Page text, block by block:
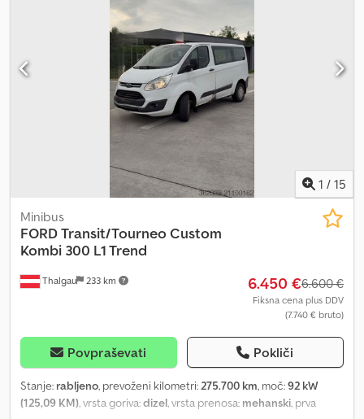
1.371ccm + tristranski kiper + zaščitna mreža za kabino + jekleno
dno + priprava za vlečno kljuko + 5-stopenjski ročni menjalnik + 3-
sedež + zadnje okno + shranjevalna škatla + lastna masa: 1.395kg;
dovoljena skupna masa: 3.150kg Chedpfxsx Agvuo Akroa +
3665mm x 1570mm x 2130mm (d x š x v) + dimenzije kesona:
2430mm x 1570mm + največja hitrost 40km/h + komunalno vozilo iz
prve roke Vsa novo dodana vozila prejmite po e-pošti – naročite
se na naše NOVICE! Možne napake in tiskarske napake;
pridržujemo si pravico do vmesne prodaje!
1 / 15
Thalgau 233 km
Minibus
FORDTransit/Tourneo Custom
Kombi 300 L1 Trend
6.450 €6.600 €
Fiksna cena plus DDV
(7.740 € bruto)
Povpraševati Pokliči
Stanje: rabljeno, prevoženi kilometri:275.700 km, moč:92 kW
(125,09 KM), vrsta goriva:dizel, vrsta prenosa: mehanski, prva